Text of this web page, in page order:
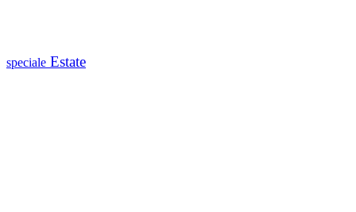
speciale Estate